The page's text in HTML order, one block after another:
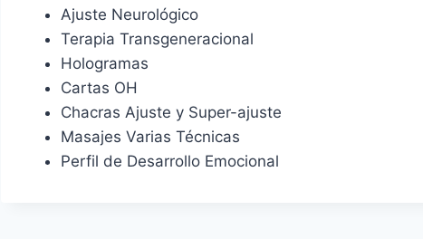
Ajuste Neurológico
Terapia Transgeneracional
Hologramas
Cartas OH
Chacras Ajuste y Super-ajuste
Masajes Varias Técnicas
Perfil de Desarrollo Emocional